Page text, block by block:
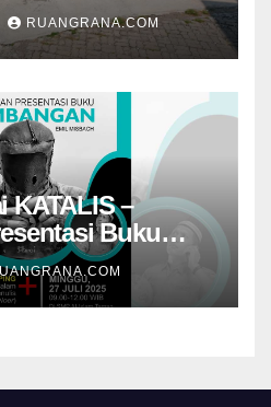
RUANGRANA.COM
KATALIS –
Buku